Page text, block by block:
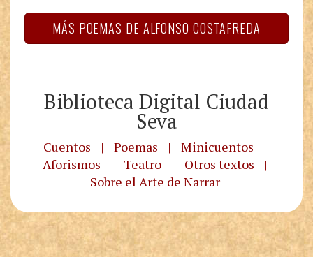
MÁS POEMAS DE ALFONSO COSTAFREDA
Biblioteca Digital Ciudad
Seva
Cuentos | Poemas | Minicuentos
|
Aforismos
| Teatro | Otros textos
|
Sobre el Arte de Narrar